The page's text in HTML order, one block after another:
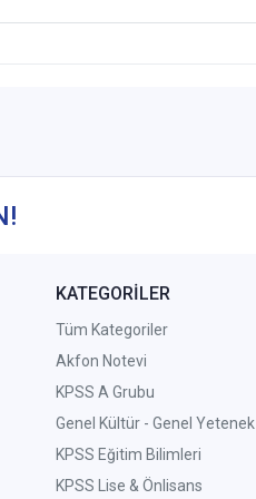
KATEGORİLER
Tüm Kategoriler
Akfon Notevi
KPSS A Grubu
Genel Kültür - Genel Yetenek
KPSS Eğitim Bilimleri
KPSS Lise & Önlisans